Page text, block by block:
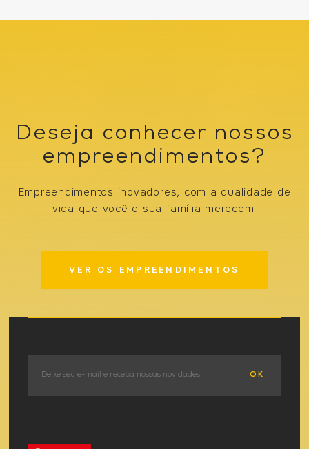
Deseja conhecer nossos
empreendimentos?
Empreendimentos inovadores, com a qualidade de
vida que você e sua família merecem.
VER OS EMPREENDIMENTOS
OK